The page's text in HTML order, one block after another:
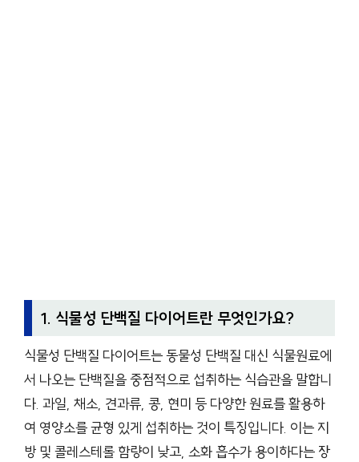
1. 식물성 단백질 다이어트란 무엇인가요?
식물성 단백질 다이어트는 동물성 단백질 대신 식물원료에
서 나오는 단백질을 중점적으로 섭취하는 식습관을 말합니
다. 과일, 채소, 견과류, 콩, 현미 등 다양한 원료를 활용하
여 영양소를 균형 있게 섭취하는 것이 특징입니다. 이는 지
방 및 콜레스테롤 함량이 낮고, 소화 흡수가 용이하다는 장